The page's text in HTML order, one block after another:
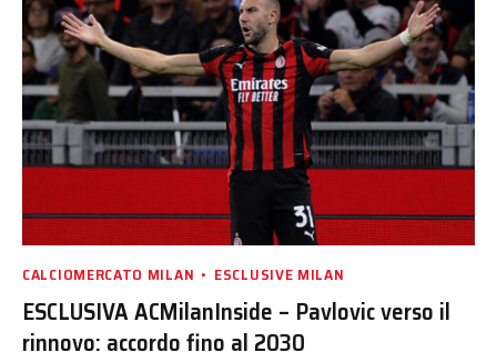
CALCIOMERCATO MILAN ESCLUSIVE MILAN
ESCLUSIVA ACMilanInside – Pavlovic verso il
rinnovo: accordo fino al 2030